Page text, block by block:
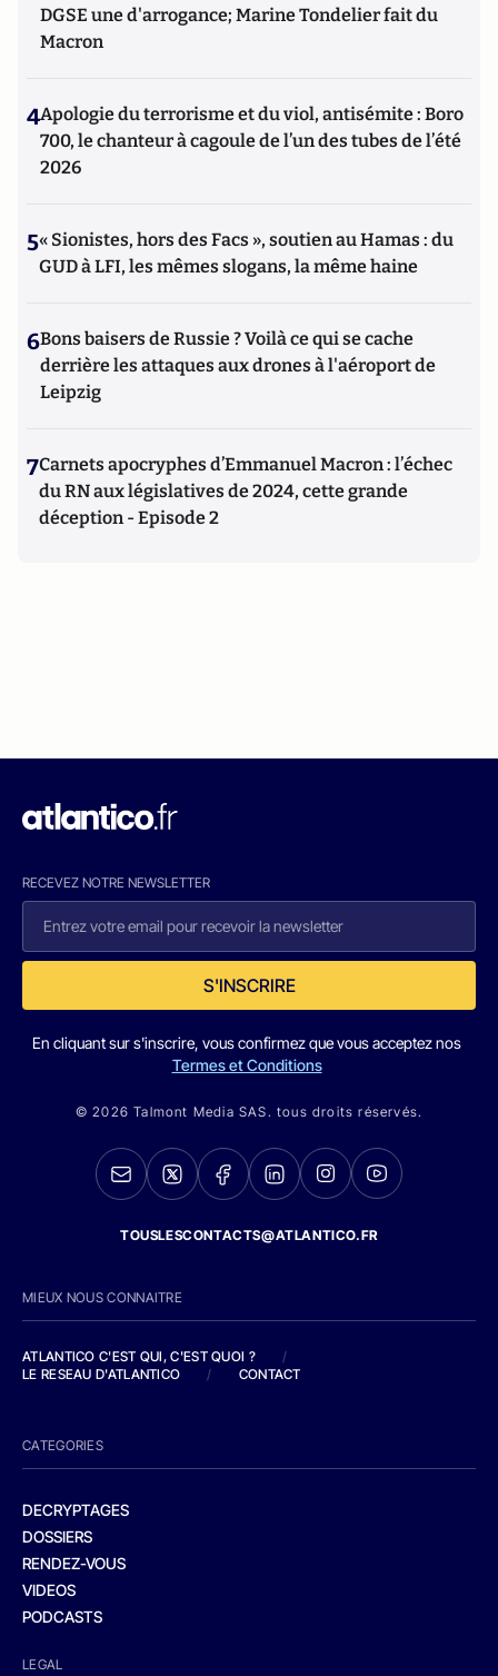
DGSE une d'arrogance; Marine Tondelier fait du
Macron
4Apologie du terrorisme et du viol, antisémite : Boro
700, le chanteur à cagoule de l’un des tubes de l’été
2026
5« Sionistes, hors des Facs », soutien au Hamas : du
GUD à LFI, les mêmes slogans, la même haine
6Bons baisers de Russie ? Voilà ce qui se cache
derrière les attaques aux drones à l'aéroport de
Leipzig
7Carnets apocryphes d’Emmanuel Macron : l’échec
du RN aux législatives de 2024, cette grande
déception - Episode 2
RECEVEZ NOTRE NEWSLETTER
S'INSCRIRE
En cliquant sur s'inscrire, vous confirmez que vous acceptez nos
Termes et Conditions
© 2026 Talmont Media SAS. tous droits réservés.
TOUSLESCONTACTS@ATLANTICO.FR
MIEUX NOUS CONNAITRE
ATLANTICO C'EST QUI, C'EST QUOI ?
/
LE RESEAU D'ATLANTICO
/ CONTACT
CATEGORIES
DECRYPTAGES
DOSSIERS
RENDEZ-VOUS
VIDEOS
PODCASTS
LEGAL